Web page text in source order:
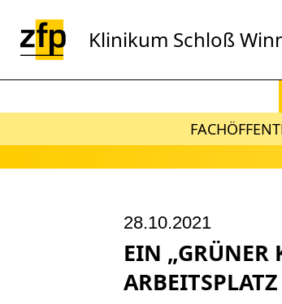
Klinikum Schloß
28.10.2021
EIN „GRÜNER
ARBEITSPLATZ